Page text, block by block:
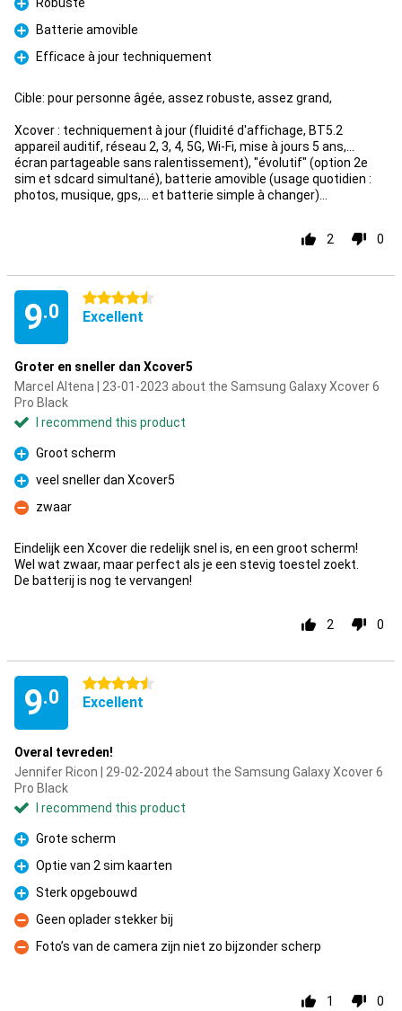
Pro
Pro
Batterie amovible
Pro
Efficace à jour techniquement
Cible: pour personne âgée, assez robuste, assez grand,
Xcover : techniquement à jour (fluidité d'affichage, BT5.2
appareil auditif, réseau 2, 3, 4, 5G, Wi-Fi, mise à jours 5 ans,...
écran partageable sans ralentissement), "évolutif" (option 2e
sim et sdcard simultané), batterie amovible (usage quotidien :
photos, musique, gps,... et batterie simple à changer)...
2 0
9.0
4.5 stars
Excellent
Groter en sneller dan Xcover5
Marcel Altena | 23-01-2023 about the Samsung Galaxy Xcover 6
Pro Black
I recommend this product
Pro
Groot scherm
Pro
veel sneller dan Xcover5
Con
zwaar
Eindelijk een Xcover die redelijk snel is, en een groot scherm!
Wel wat zwaar, maar perfect als je een stevig toestel zoekt.
De batterij is nog te vervangen!
2 0
9.0
4.5 stars
Excellent
Overal tevreden!
Jennifer Ricon | 29-02-2024 about the Samsung Galaxy Xcover 6
Pro Black
I recommend this product
Pro
Grote scherm
Pro
Optie van 2 sim kaarten
Pro
Sterk opgebouwd
Con
Geen oplader stekker bij
Con
Foto’s van de camera zijn niet zo bijzonder scherp
1 0